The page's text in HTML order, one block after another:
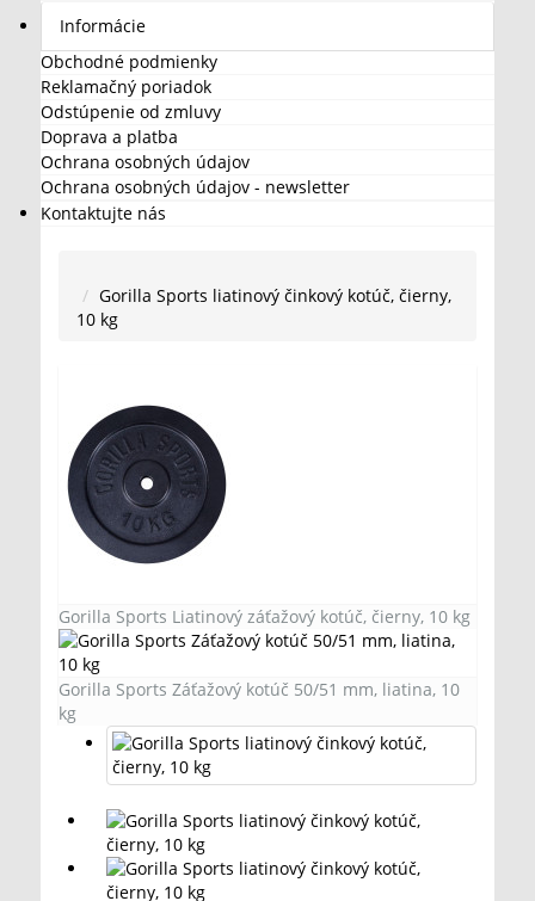
Informácie
Obchodné podmienky
Reklamačný poriadok
Odstúpenie od zmluvy
Doprava a platba
Ochrana osobných údajov
Ochrana osobných údajov - newsletter
Kontaktujte nás
Gorilla Sports liatinový činkový kotúč, čierny,
10 kg
Gorilla Sports Liatinový záťažový kotúč, čierny, 10 kg
Gorilla Sports Záťažový kotúč 50/51 mm, liatina, 10
kg